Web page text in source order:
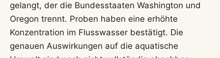
gelangt, der die Bundesstaaten Washington und
Oregon trennt. Proben haben eine erhöhte
Konzentration im Flusswasser bestätigt. Die
genauen Auswirkungen auf die aquatische